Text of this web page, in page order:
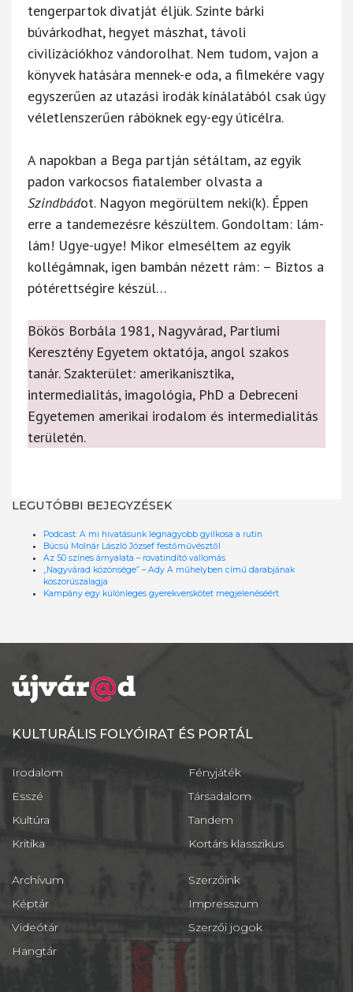
tengerpartok divatját éljük. Szinte bárki
búvárkodhat, hegyet mászhat, távoli
civilizációkhoz vándorolhat. Nem tudom, vajon a
könyvek hatására mennek-e oda, a filmekére vagy
egyszerűen az utazási irodák kínálatából csak úgy
véletlenszerűen ráböknek egy-egy úticélra.
A napokban a Bega partján sétáltam, az egyik
padon varkocsos fiatalember olvasta a
Szindbádot. Nagyon megörültem neki(k). Éppen
erre a tandemezésre készültem. Gondoltam: lám-
lám! Ugye-ugye! Mikor elmeséltem az egyik
kollégámnak, igen bambán nézett rám: – Biztos a
pótérettségire készül…
Bökös Borbála 1981, Nagyvárad, Partiumi
Keresztény Egyetem oktatója, angol szakos
tanár. Szakterület: amerikanisztika,
intermedialitás, imagológia, PhD a Debreceni
Egyetemen amerikai irodalom és intermedialitás
területén.
LEGUTÓBBI BEJEGYZÉSEK
Podcast: A mi hivatásunk legnagyobb gyilkosa a rutin
Búcsú Molnár László József festőművésztől
Az 50 színes árnyalata – rovatindító vallomás
„Nagyvárad közönsége” – Ady A műhelyben című darabjának
koszorúszalagja
Kampány egy különleges gyerekverskötet megjelenéséért
KULTURÁLIS FOLYÓIRAT ÉS PORTÁL
Irodalom
Esszé
Kultúra
Kritika
Fényjáték
Társadalom
Tandem
Kortárs klasszikus
Archívum
Képtár
Videótár
Hangtár
Szerzőink
Impresszum
Szerzői jogok